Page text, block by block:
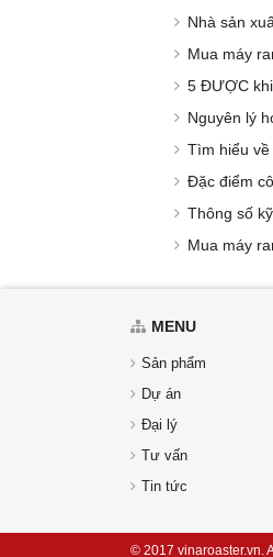
Nhà sản
Mua máy
5 ĐƯỢC
Nguyên lý
Tìm hiểu
Đặc điểm
Thông số
Mua máy
MENU
Sản phẩm
Dự án
Đại lý
Tư vấn
Tin tức
© 2017 vinaroaster.vn.